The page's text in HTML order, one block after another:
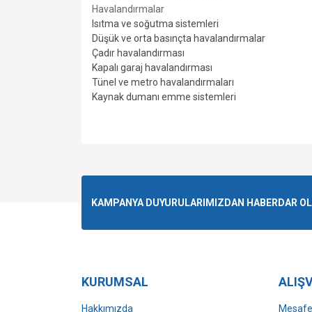
Havalandırmalar
Isıtma ve soğutma sistemleri
Düşük ve orta basınçta havalandırmalar
Çadır havalandırması
Kapalı garaj havalandırması
Tünel ve metro havalandırmaları
Kaynak dumanı emme sistemleri
Ürün resmi kalitesiz, bozuk veya
Bu ürüne benzer farklı alternatifler olmalı.
KAMPANYA DUYURULARIMIZDAN HABERDAR
KURUMSAL
Hakkımızda